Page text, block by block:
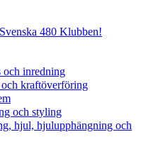
480 Klubben!
inredning
kraftöverföring
och styling
hjul, hjulupphängning och